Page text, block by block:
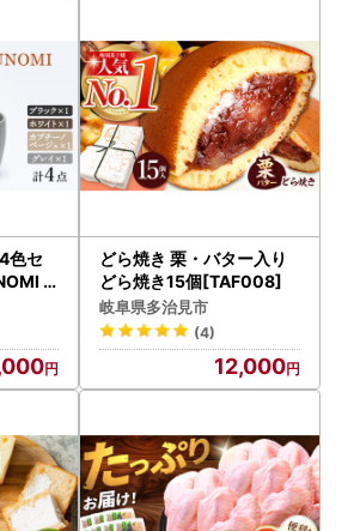
る場合は、事前に当市へご連絡をお願い
ーーーーーーーーーーーーーーー
納税サポート室
いについて】
人情報は、寄附金の受付、入金及び返礼
連絡、各種お問い合わせ、寄附の使い道
ありません。返礼品発送に関して、必要
て返礼品取扱い事業者に通知します。
色セ
どら焼き 栗・バター入り
どら焼き15個[TAF008]
岐阜県多治見市
(4)
12,000